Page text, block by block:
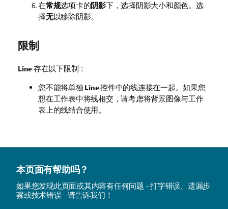
在常规选项卡的阴影下，选择阴影大小和颜色。选
择无以移除阴影。
限制
Line存在以下限制：
您不能将单独 Line控件中的线连接在一起。如果您
想在工作表中将线相交，请考虑将背景图像与工作
表上的线结合使用。
本页面有帮助吗？
如果您发现此页面或其内容有任何问题 – 打字错误、遗漏步
骤或技术错误 – 请告诉我们！